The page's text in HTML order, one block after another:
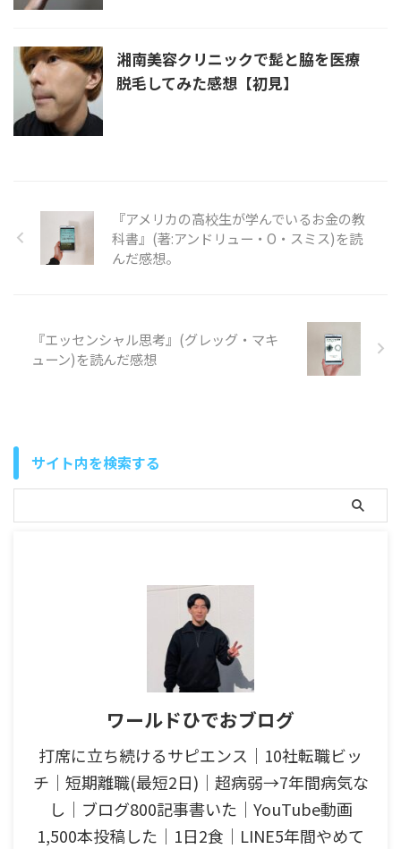
湘南美容クリニックで髭と脇を医療
脱毛してみた感想【初見】
『アメリカの高校生が学んでいるお金の教
科書』(著:アンドリュー・O・スミス)を読
んだ感想。
『エッセンシャル思考』(グレッグ・マキ
ューン)を読んだ感想
サイト内を検索する
ワールドひでおブログ
打席に立ち続けるサピエンス│10社転職ビッ
チ│短期離職(最短2日)│超病弱→7年間病気な
し│ブログ800記事書いた│YouTube動画
1,500本投稿した│1日2食│LINE5年間やめて